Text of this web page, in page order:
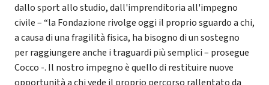
dallo sport allo studio, dall'imprenditoria all'impegno
civile – “la Fondazione rivolge oggi il proprio sguardo a chi,
a causa di una fragilità fisica, ha bisogno di un sostegno
per raggiungere anche i traguardi più semplici – prosegue
Cocco -. Il nostro impegno è quello di restituire nuove